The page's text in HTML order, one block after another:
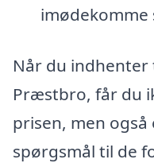
imødekomme
Når du
Præstbro, får du
prisen, men
spørgsmål til de